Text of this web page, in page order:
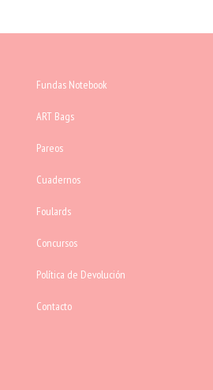
Fundas Notebook
ART Bags
Pareos
Cuadernos
Foulards
Concursos
Política de Devolución
Contacto